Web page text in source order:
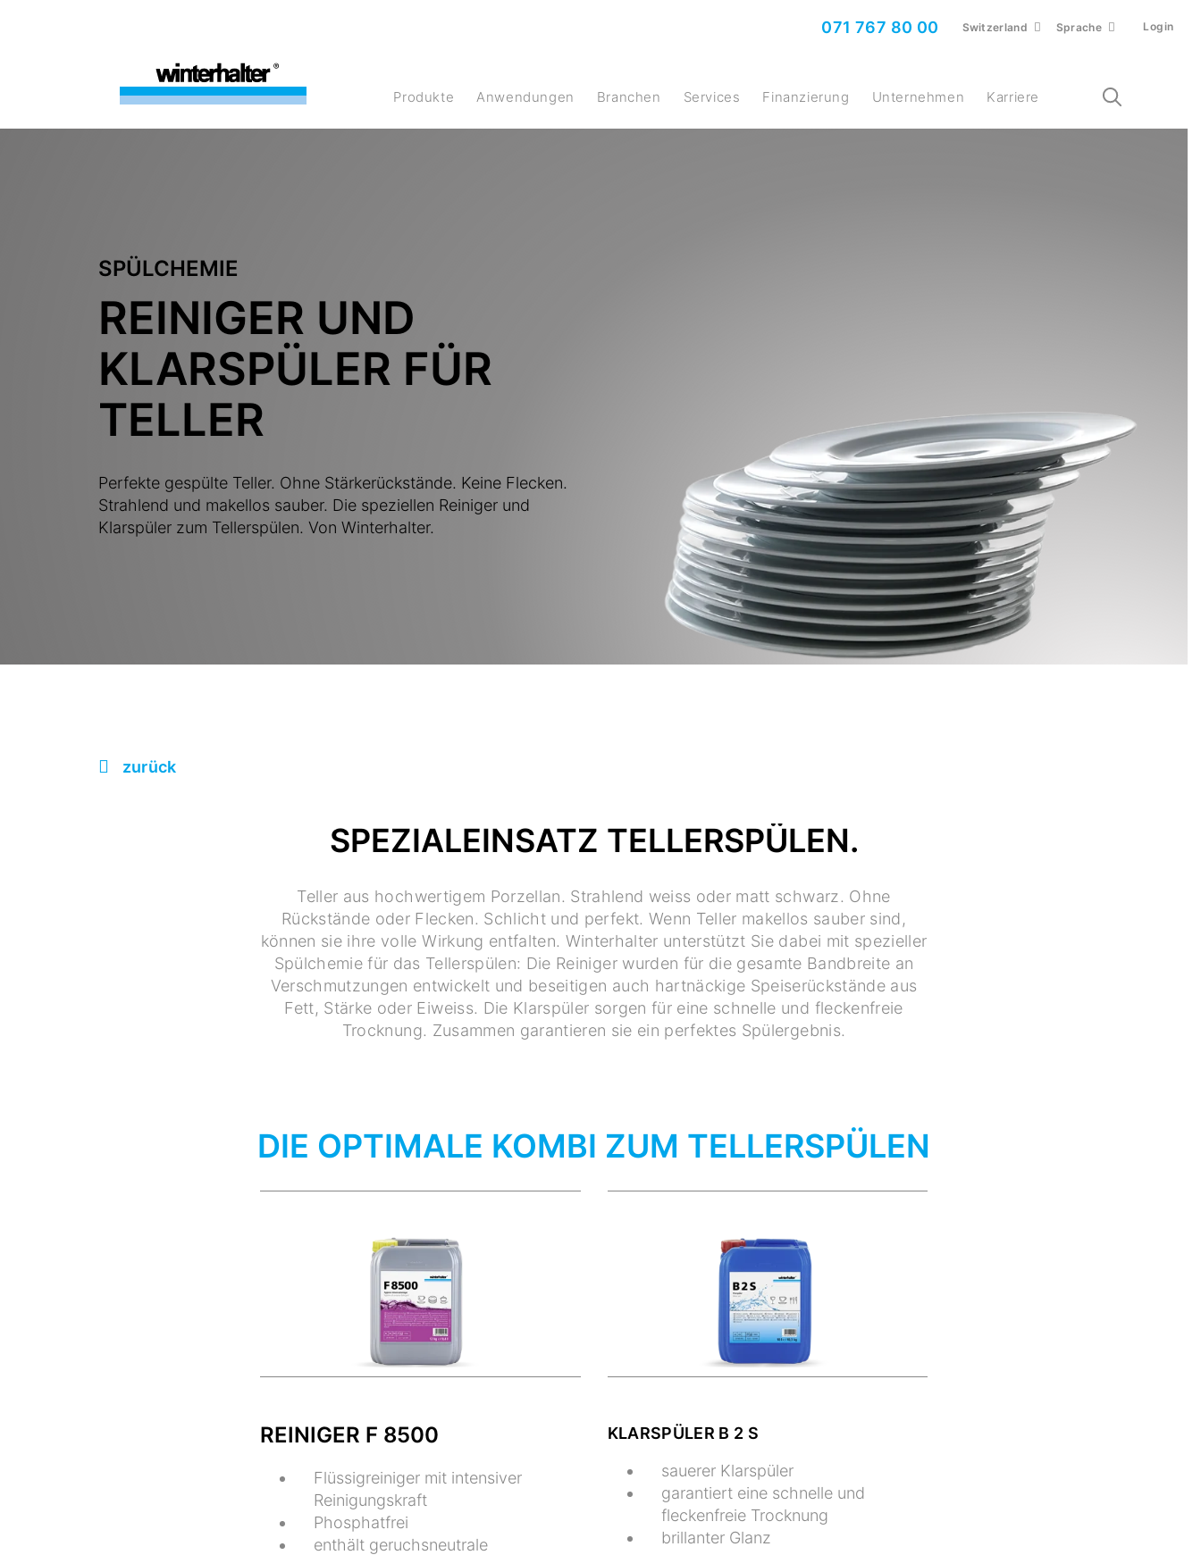
071 767 80 00 Switzerland Sprache Login
Produkte Anwendungen Branchen Services Finanzierung Unternehmen Karriere
SPÜLCHEMIE
REINIGER UND
KLARSPÜLER FÜR
TELLER
Perfekte gespülte Teller. Ohne Stärkerückstände. Keine Flecken.
Strahlend und makellos sauber. Die speziellen Reiniger und
Klarspüler zum Tellerspülen. Von Winterhalter.
zurück
SPEZIALEINSATZ TELLERSPÜLEN.
Teller aus hochwertigem Porzellan. Strahlend weiss oder matt schwarz. Ohne
Rückstände oder Flecken. Schlicht und perfekt. Wenn Teller makellos sauber sind,
können sie ihre volle Wirkung entfalten. Winterhalter unterstützt Sie dabei mit spezieller
Spülchemie für das Tellerspülen: Die Reiniger wurden für die gesamte Bandbreite an
Verschmutzungen entwickelt und beseitigen auch hartnäckige Speiserückstände aus
Fett, Stärke oder Eiweiss. Die Klarspüler sorgen für eine schnelle und fleckenfreie
Trocknung. Zusammen garantieren sie ein perfektes Spülergebnis.
DIE OPTIMALE KOMBI ZUM TELLERSPÜLEN
REINIGER F 8500
Flüssigreiniger mit intensiver
Reinigungskraft
Phosphatfrei
enthält geruchsneutrale
KLARSPÜLER B 2 S
sauerer Klarspüler
garantiert eine schnelle und
fleckenfreie Trocknung
brillanter Glanz